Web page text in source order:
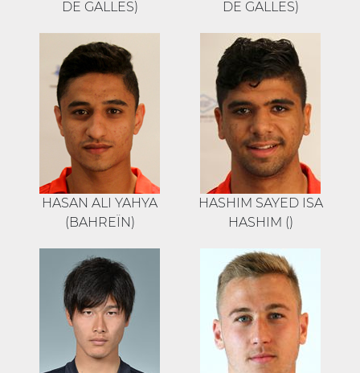
DE GALLES) DE GALLES)
HASAN ALI YAHYA
(BAHREÏN)
HASHIM SAYED ISA
HASHIM ()